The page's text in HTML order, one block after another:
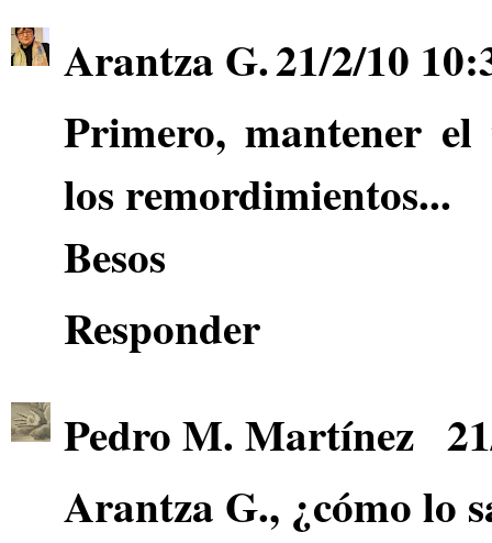
Arantza G.21/2/10
Primero, mantener
los remordimientos...
Besos
Responder
Pedro M. Martínez
Arantza G., ¿cómo lo